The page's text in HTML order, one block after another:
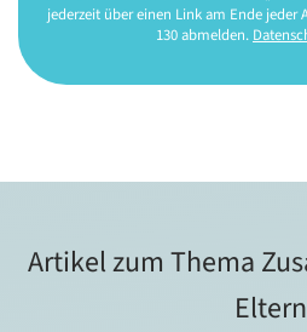
jederzeit über einen Link am Ende jeder
130 abmelden.
Artikel zum Thema
Eltern